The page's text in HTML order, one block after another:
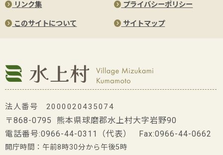
リンク集 プライバシーポリシー
このサイトについて サイトマップ
法人番号 2000020435074
〒868-0795 熊本県球磨郡水上村大字岩野90
電話番号:0966-44-0311 （代表） Fax:0966-44-0662
開庁時間：午前8時30分から午後5時